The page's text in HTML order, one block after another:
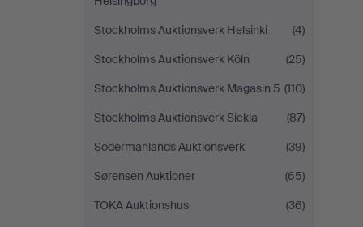
Stockholms Auktionsverk Helsinki
(4)
Stockholms Auktionsverk Köln
(25)
Stockholms Auktionsverk Magasin 5 (110)
Stockholms Auktionsverk Sickla
(87)
Södermanlands Auktionsverk
(39)
Sørensen Auktioner
(65)
TOKA Auktionshus
(36)